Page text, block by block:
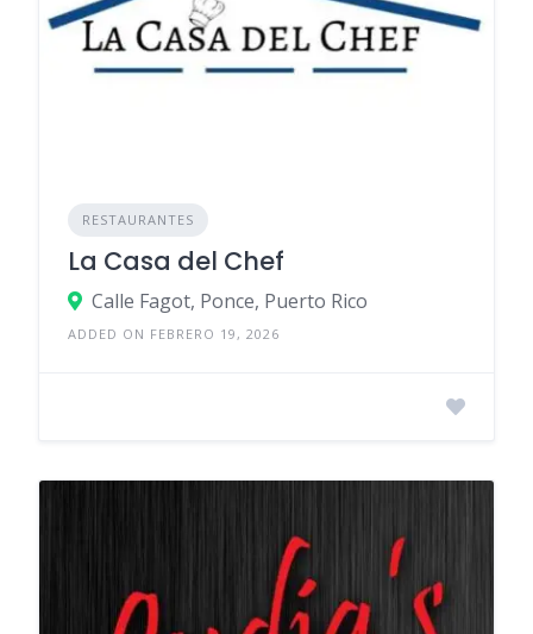
RESTAURANTES
La Casa del Chef
Calle Fagot, Ponce, Puerto Rico
ADDED ON FEBRERO 19, 2026